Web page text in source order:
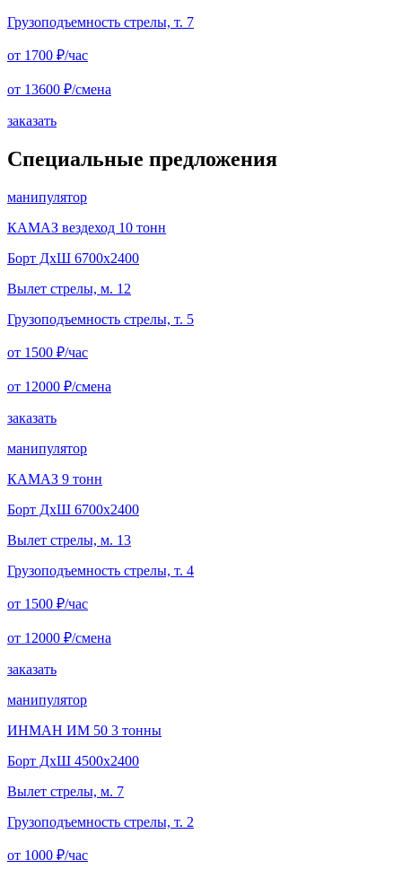
Грузоподъемность стрелы, т. 7
от 1700 ₽/час
от 13600 ₽/смена
заказать
Специальные предложения
манипулятор
КАМАЗ вездеход 10 тонн
Борт ДxШ 6700x2400
Вылет стрелы, м. 12
Грузоподъемность стрелы, т. 5
от 1500 ₽/час
от 12000 ₽/смена
заказать
манипулятор
КАМАЗ 9 тонн
Борт ДxШ 6700x2400
Вылет стрелы, м. 13
Грузоподъемность стрелы, т. 4
от 1500 ₽/час
от 12000 ₽/смена
заказать
манипулятор
ИНМАН ИМ 50 3 тонны
Борт ДxШ 4500x2400
Вылет стрелы, м. 7
Грузоподъемность стрелы, т. 2
от 1000 ₽/час